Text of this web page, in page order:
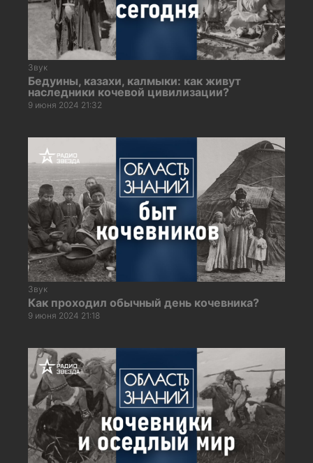
Звук
Бедуины, казахи, калмыки: как живут
наследники кочевой цивилизации?
9 июня 2024 21:32
Звук
Как проходил обычный день кочевника?
9 июня 2024 21:18